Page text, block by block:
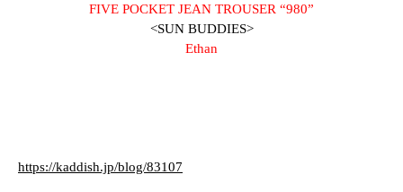
FIVE POCKET JEAN TROUSER “980”
<SUN BUDDIES>
Ethan
https://kaddish.jp/blog/83107